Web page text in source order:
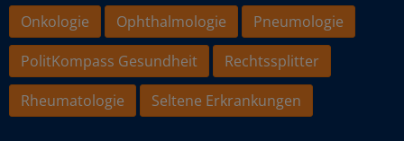
Onkologie
Ophthalmologie
Pneumologie
PolitKompass Gesundheit
Rechtssplitter
Rheumatologie
Seltene Erkrankungen